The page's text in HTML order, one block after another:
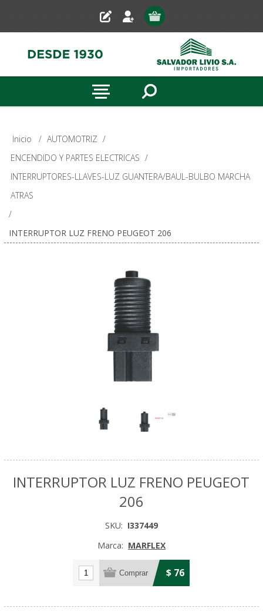
Inicio / AUTOMOTRIZ /
ENCENDIDO Y PARTES ELECTRICAS /
INTERRUPTORES-LLAVES-LUZ GUANTERA/BAUL-BULBO MARCHA
ATRAS
/
INTERRUPTOR LUZ FRENO PEUGEOT 206
INTERRUPTOR LUZ FRENO PEUGEOT
206
SKU: I337449
Marca: MARFLEX
$ 76